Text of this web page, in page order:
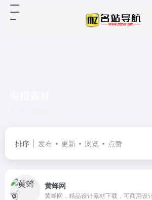
排序 发布 更新 浏览 点赞
黄蜂网
黄蜂网，精品设计素材下载，可商用设